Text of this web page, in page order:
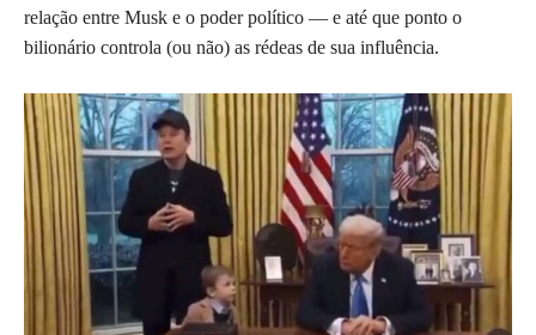
relação entre Musk e o poder político — e até que ponto o
bilionário controla (ou não) as rédeas de sua influência.